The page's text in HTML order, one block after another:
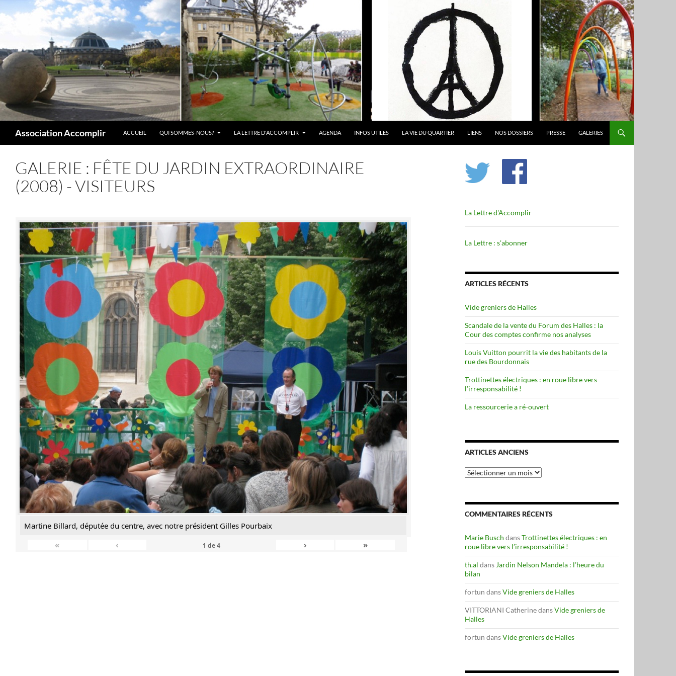
au
Association Accomplir ACCUEIL QUI SOMMES-NOUS? LA LETTRE D'ACCOMPLIR AGENDA INFOS UTILES LA VIE DU QUARTIER LIENS NOS DOSSIERS PRESSE GALERIES
GALERIE : FÊTE DU JARDIN EXTRAORDINAIRE
(2008) - VISITEURS
Martine Billard, députée du centre, avec notre président Gilles Pourbaix
«
‹ 1 de4 › »
La Lettre d'Accomplir
La Lettre : s'abonner
ARTICLES RÉCENTS
Vide greniers de Halles
Scandale de la vente du Forum des Halles : la
Cour des comptes confirme nos analyses
Louis Vuitton pourrit la vie des habitants de la
rue des Bourdonnais
Trottinettes électriques : en roue libre vers
l’irresponsabilité !
La ressourcerie a ré-ouvert
ARTICLES ANCIENS
Articles
anciens
COMMENTAIRES RÉCENTS
Marie Busch dansTrottinettes électriques : en
roue libre vers l’irresponsabilité !
th.al dans Jardin Nelson Mandela : l’heure du
bilan
fortun dansVide greniers de Halles
VITTORIANI CatherinedansVide greniers de
Halles
fortun dansVide greniers de Halles